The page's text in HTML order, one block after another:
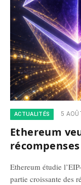
ACTUALITÉS 5
Ethereum
Ethereum étudie
partie croissante des